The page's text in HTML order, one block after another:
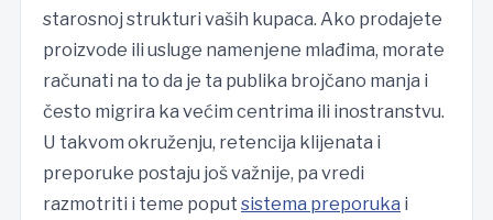
starosnoj strukturi vaših kupaca. Ako prodajete
proizvode ili usluge namenjene mlađima, morate
računati na to da je ta publika brojčano manja i
često migrira ka većim centrima ili inostranstvu.
U takvom okruženju, retencija klijenata i
preporuke postaju još važnije, pa vredi
razmotriti i teme poput sistema preporuka i